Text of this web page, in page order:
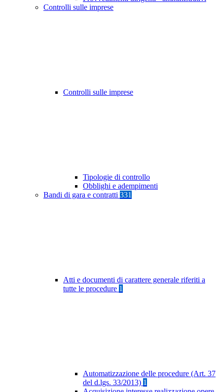
Controlli sulle imprese
Controlli sulle imprese
Tipologie di controllo
Obblighi e adempimenti
Bandi di gara e contratti 331
Atti e documenti di carattere generale riferiti a
tutte le procedure 1
Automatizzazione delle procedure (Art. 37
del d.lgs. 33/2013) 1